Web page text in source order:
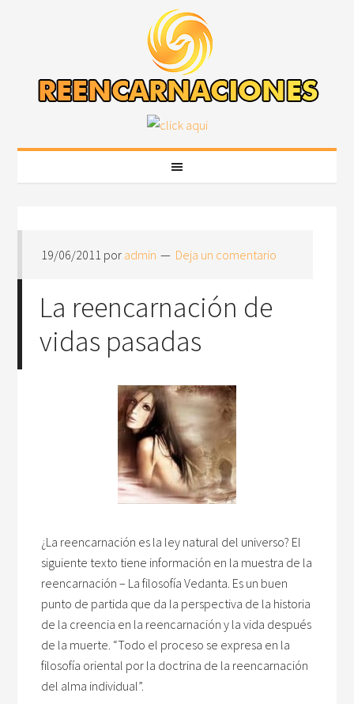
19/06/2011 por admin Deja un comentario
La reencarnación de
vidas pasadas
¿La reencarnación es la ley natural del universo? El
siguiente texto tiene información en la muestra de la
reencarnación – La filosofía Vedanta. Es un buen
punto de partida que da la perspectiva de la historia
de la creencia en la reencarnación y la vida después
de la muerte. “Todo el proceso se expresa en la
filosofía oriental por la doctrina de la reencarnación
del alma individual”.